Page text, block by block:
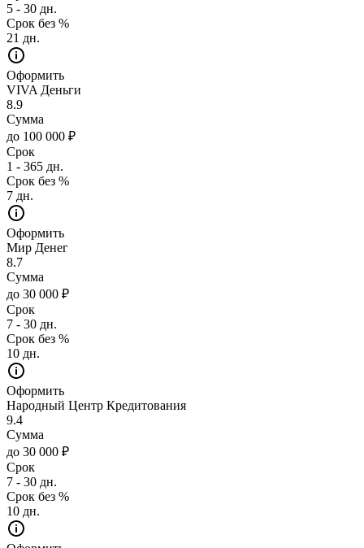
5 - 30 дн.
Срок без %
21 дн.
Оформить
VIVA Деньги
8.9
Сумма
до 100 000 ₽
Срок
1 - 365 дн.
Срок без %
7 дн.
Оформить
Мир Денег
8.7
Сумма
до 30 000 ₽
Срок
7 - 30 дн.
Срок без %
10 дн.
Оформить
Народный Центр Кредитования
9.4
Сумма
до 30 000 ₽
Срок
7 - 30 дн.
Срок без %
10 дн.